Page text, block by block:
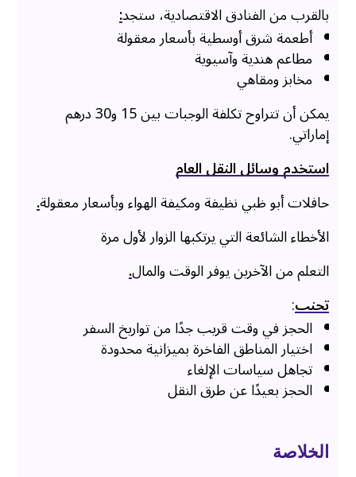
بالقرب من الفنادق الاقتصادية، ستجد:
أطعمة شرق أوسطية بأسعار معقولة
مطاعم هندية وآسيوية
مخابز ومقاهي
يمكن أن تتراوح تكلفة الوجبات بين 15 و30 درهم
إماراتي.
استخدم وسائل النقل العام
حافلات أبو ظبي نظيفة ومكيفة الهواء وبأسعار معقولة.
الأخطاء الشائعة التي يرتكبها الزوار لأول مرة
التعلم من الآخرين يوفر الوقت والمال.
تجنب:
الحجز في وقت قريب جدًا من تواريخ السفر
اختيار المناطق الفاخرة بميزانية محدودة
تجاهل سياسات الإلغاء
الحجز بعيدًا عن طرق النقل
الخلاصة